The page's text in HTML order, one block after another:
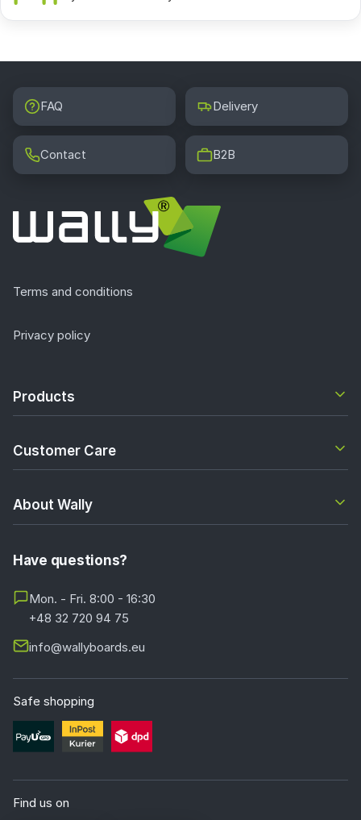
FAQ Delivery
Contact B2B
Terms and conditions
Privacy policy
Products
Customer Care
About Wally
Have questions?
Mon. - Fri. 8:00 - 16:30
+48 32 720 94 75
info@wallyboards.eu
Safe shopping
Find us on